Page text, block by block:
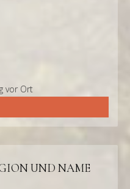
vor Ort
UND NAME